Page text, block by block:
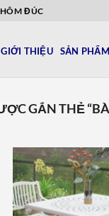
ĐÚC
GIỚI THIỆU SẢN PHẨM
GẮN THẺ